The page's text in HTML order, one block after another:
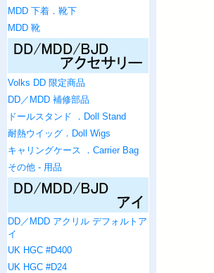
MDD 下着．靴下
MDD 靴
Volks DD 限定商品
DD／MDD 補修部品
ドールスタンド ．Doll Stand
耐熱ウイッグ．Doll Wigs
キャリングケース ．Carrier Bag
その他 - 用品
DD／MDD アクリル デフォルトア
イ
UK HGC #D400
UK HGC #D24